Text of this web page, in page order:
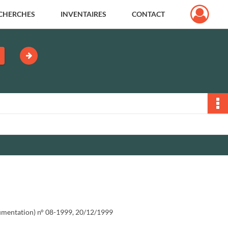
INVENTAIRES CONTACT
n° 08-1999, 20/12/1999